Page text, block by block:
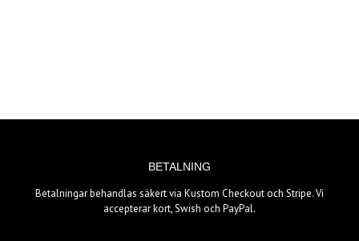
BETALNING
Betalningar behandlas säkert via Kustom Checkout och Stripe. Vi
accepterar kort, Swish och PayPal.